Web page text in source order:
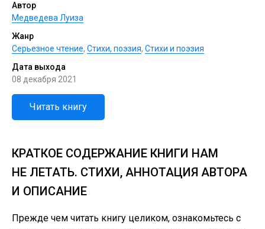
Автор
Медведева Луиза
Жанр
Серьезное чтение, Cтихи, поэзия, Стихи и поэзия
Дата выхода
08 декабря 2021
Читать книгу
КРАТКОЕ СОДЕРЖАНИЕ КНИГИ НАМ
НЕ ЛЕТАТЬ. СТИХИ, АННОТАЦИЯ АВТОРА
И ОПИСАНИЕ
Прежде чем читать книгу целиком, ознакомьтесь с